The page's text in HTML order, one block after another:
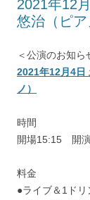
2021年12
悠治（ピア
＜公演のお知ら
2021年12月4
ノ）
時間
開場15:15 開
料金
●ライブ＆1ド